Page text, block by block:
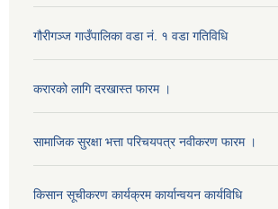
गौरीगञ्‍ज गाउँपालिका वडा नं. १ वडा गतिविधि
करारको लागि दरखास्त फारम ।
सामाजिक सुरक्षा भत्ता परिचयपत्र नवीकरण फारम ।
किसान सूचीकरण कार्यक्रम कार्यान्वयन कार्यविधि